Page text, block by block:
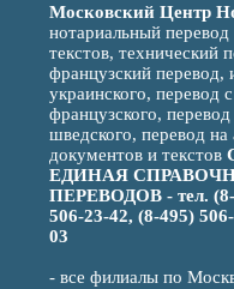
Московский Центр
нотариальный
текстов, технический
французский перевод,
украинского, перевод
французского,
шведского, перевод
документов и текстов
ЕДИНАЯ
ПЕРЕВОДОВ - тел. (8-
506-23-42, (8-495)
03
- все филиалы по